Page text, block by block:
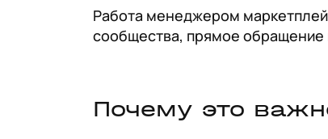
Работа менеджером
сообщества, прямое обращение
Почему это